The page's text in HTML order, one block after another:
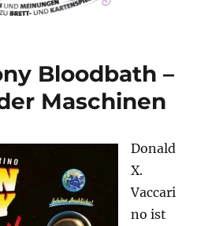
Bloodbath –
Maschinen
Donald
X.
Vaccari
no ist